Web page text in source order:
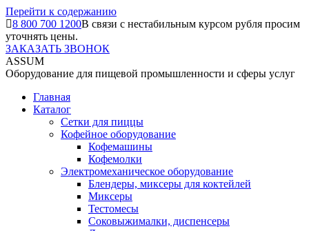
Перейти к содержанию
8 800 700 1200В связи с нестабильным курсом рубля просим
уточнять цены.
ЗАКАЗАТЬ ЗВОНОК
ASSUM
Оборудование для пищевой промышленности и сферы услуг
Главная
Каталог
Сетки для пиццы
Кофейное оборудование
Кофемашины
Кофемолки
Электромеханическое оборудование
Блендеры, миксеры для коктейлей
Миксеры
Тестомесы
Соковыжималки, диспенсеры